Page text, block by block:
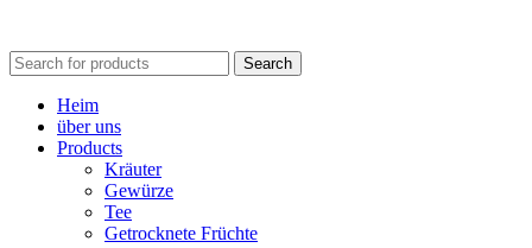
Search
Heim
über uns
Products
Kräuter
Gewürze
Tee
Getrocknete Früchte